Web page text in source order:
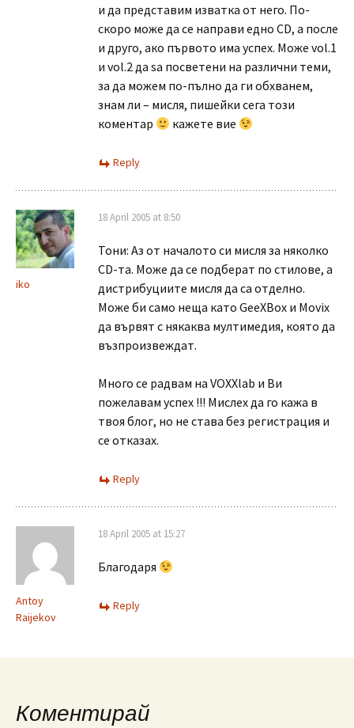
и да представим изватка от него. По-
скоро може да се направи едно CD, а после
и друго, ако първото има успех. Може vol.1
и vol.2 да sa посветени на различни теми,
за да можем по-пълно да ги обхванем,
знам ли – мисля, пишейки сега този
коментар
кажете вие
Reply
iko
18 April 2005 at 8:50
Тони: Аз от началото си мисля за няколко
CD-та. Може да се подберат по стилове, а
дистрибуциите мисля да са отделно.
Може би само неща като GeeXBox и Movix
да вървят с някаква мултимедия, която да
възпроизвеждат.
Много се радвам на VOXXlab и Ви
пожелавам успех !!! Мислех да го кажа в
твоя блог, но не става без регистрация и
се отказах.
Reply
Antoy
Raijekov
18 April 2005 at 15:27
Благодаря
Reply
Коментирай